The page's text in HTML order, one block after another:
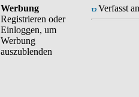
Werbung
Registrieren oder
Einloggen, um
Werbung
auszublenden
Verfasst